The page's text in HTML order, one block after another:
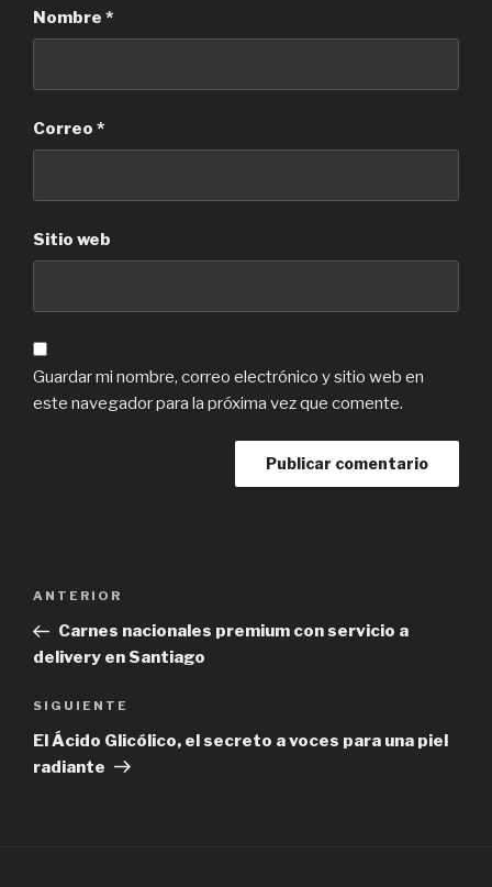
Nombre *
Correo *
Sitio web
Guardar mi nombre, correo electrónico y sitio web en
este navegador para la próxima vez que comente.
entradas
Previous
Post
ANTERIOR
Carnes nacionales premium con servicio a
delivery en Santiago
Next
Post
SIGUIENTE
El Ácido Glicólico, el secreto a voces para una piel
radiante